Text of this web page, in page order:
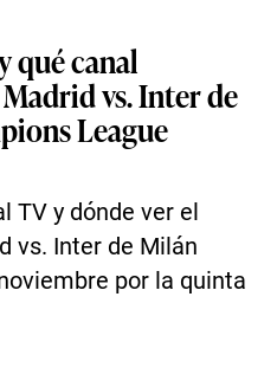
qué canal
vs. Inter de
League
TV y dónde ver el
vs. Inter de Milán
por la quinta